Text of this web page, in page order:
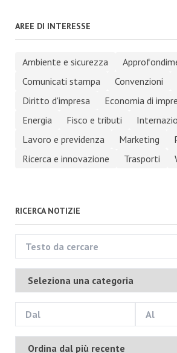
AREE DI INTERESSE
Ambiente e sicurezza
Comunicati stampa
Convenzioni
Diritto d'impresa
Economia di
Energia
Fisco e tributi
Lavoro e previdenza
Marketing
Ricerca e innovazione
Trasporti
RICERCA NOTIZIE